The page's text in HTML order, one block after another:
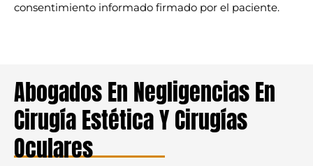
consentimiento informado firmado por el paciente.
Abogados En Negligencias En
Cirugía Estética Y Cirugías
Oculares